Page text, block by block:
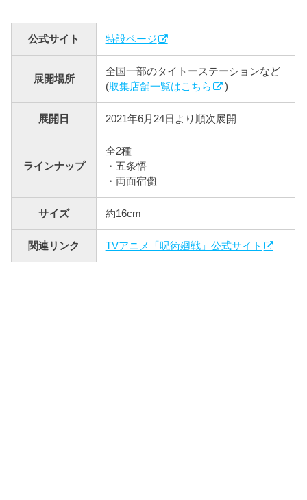
公式サイト 特設ページ
展開場所
全国一部のタイトーステーションなど
(取集店舗一覧はこちら )
展開日 2021年6月24日より順次展開
ラインナップ
全2種
・五条悟
・両面宿儺
サイズ 約16cm
関連リンク TVアニメ「呪術廻戦」公式サイト